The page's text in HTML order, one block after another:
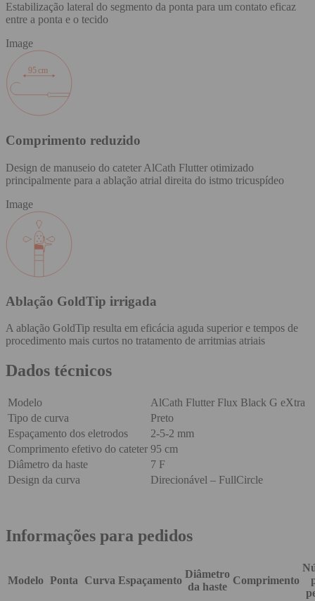
Estabilização lateral do segmento da ponta para um contato eficaz
entre a ponta e o tecido
Image
Comprimento reduzido
Design de manuseio do cateter AlCath Flutter otimizado
principalmente para a ablação atrial direita do istmo tricuspídeo
Image
Ablação GoldTip irrigada
A ablação GoldTip resulta em eficácia aguda superior e tempos de
procedimento mais curtos no tratamento de arritmias atriais
Dados técnicos
Modelo
AlCath Flutter Flux Black G eXtra
Tipo de curva
Preto
Espaçamento dos eletrodos
2-5-2 mm
Comprimento efetivo do cateter 95 cm
Diâmetro da haste
7 F
Design da curva
Direcionável – FullCircle
Informações para pedidos
Modelo Ponta Curva Espaçamento
Diâmetro
da haste
Comprimento